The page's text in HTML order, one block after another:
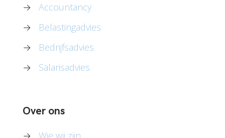
→
Accountancy
→
Belastingadvies
→
Bedrijfsadvies
→
Salarisadvies
Over ons
→
Wie wij zijn